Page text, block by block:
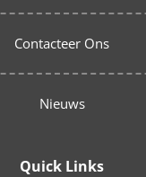
Contacteer Ons
Nieuws
Quick Links